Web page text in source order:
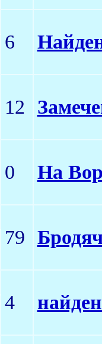
6
12
0 На
79
4